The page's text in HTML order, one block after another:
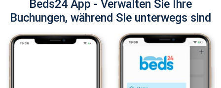
Beds24 App - Verwalten Sie Ihre
Buchungen, während Sie unterwegs sind